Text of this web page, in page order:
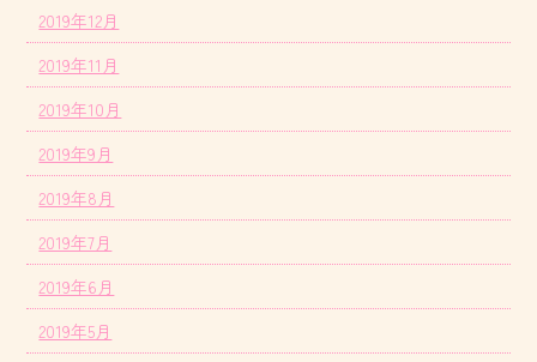
2019年12月
2019年11月
2019年10月
2019年9月
2019年8月
2019年7月
2019年6月
2019年5月